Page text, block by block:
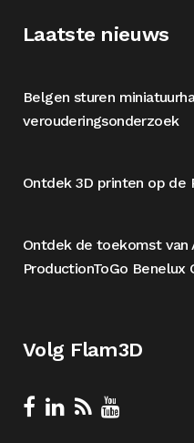
Laatste nieuws
Belgen sturen
verouderingsonderzoek
Ontdek 3D printen op de
Ontdek de toekomst van
ProductionToGo Benelux
Volg Flam3D